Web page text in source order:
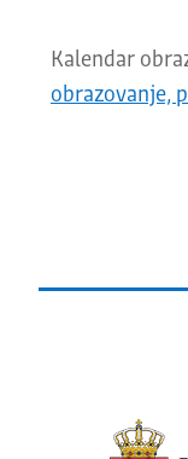
Kalendar
obrazovanje,